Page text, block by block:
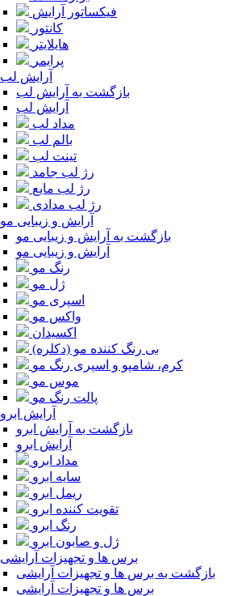
فیکساتور آرایش
کانتور
هایلایتر
پرایمر
آرایش لب
بازگشت به آرایش لب
آرایش لب
مداد لب
بالم لب
تینت لب
رژ لب جامد
رژ لب مایع
رژ لب مدادی
آرایش و زیبایی مو
بازگشت به آرایش و زیبایی مو
آرایش و زیبایی مو
رنگ مو
ژل مو
اسپری مو
واکس مو
اکسیدان
بی رنگ کننده مو (دکلره)
کرم، شامپو و اسپری رنگ مو
موس مو
پالت رنگ مو
آرایش ابرو
بازگشت به آرایش ابرو
آرایش ابرو
مداد ابرو
سایه ابرو
ریمل ابرو
تقویت کننده ابرو
رنگ ابرو
ژل و صابون ابرو
برس ها و تجهیزات آرایشی
بازگشت به برس ها و تجهیزات آرایشی
برس ها و تجهیزات آرایشی